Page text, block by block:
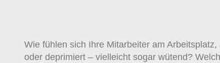
Wie fühlen sich Ihre Mitarbeiter am
oder deprimiert – vielleicht sogar wütend?